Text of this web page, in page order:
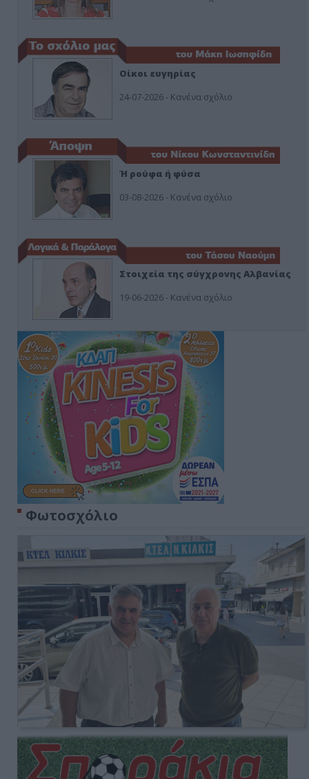
Οίκοι ευγηρίας
24-07-2026 - Κανένα σχόλιο
Ή ρούφα ή φύσα
03-08-2026 - Κανένα σχόλιο
Στοιχεία της σύγχρονης Αλβανίας
19-06-2026 - Κανένα σχόλιο
Φωτοσχόλιο